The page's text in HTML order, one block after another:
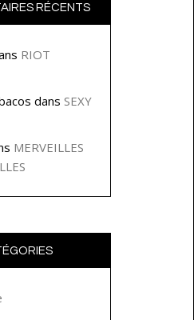
RÉCENTS
RIOT
dans SEXY
MERVEILLES